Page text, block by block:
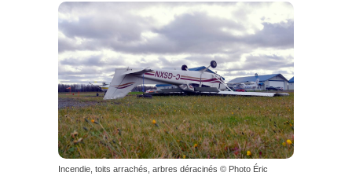
Incendie, toits arrachés, arbres déracinés © Photo Éric